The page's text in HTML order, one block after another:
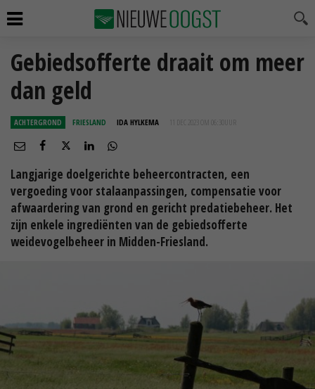
Gebiedsofferte draait om meer
dan geld
ACHTERGROND FRIESLAND IDA HYLKEMA 11 DEC 2023 OM 06:30
Langjarige doelgerichte beheercontracten, een
vergoeding voor stalaanpassingen, compensatie voor
afwaardering van grond en gericht predatiebeheer. Het
zijn enkele ingrediënten van de gebiedsofferte
weidevogelbeheer in Midden-Friesland.